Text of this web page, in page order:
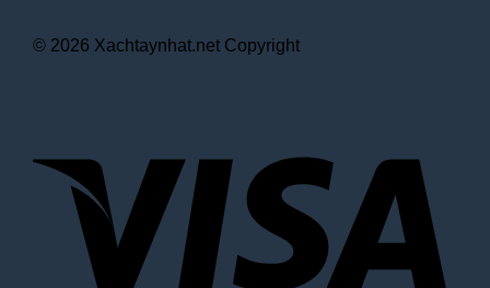
© 2026 Xachtaynhat.net Copyright